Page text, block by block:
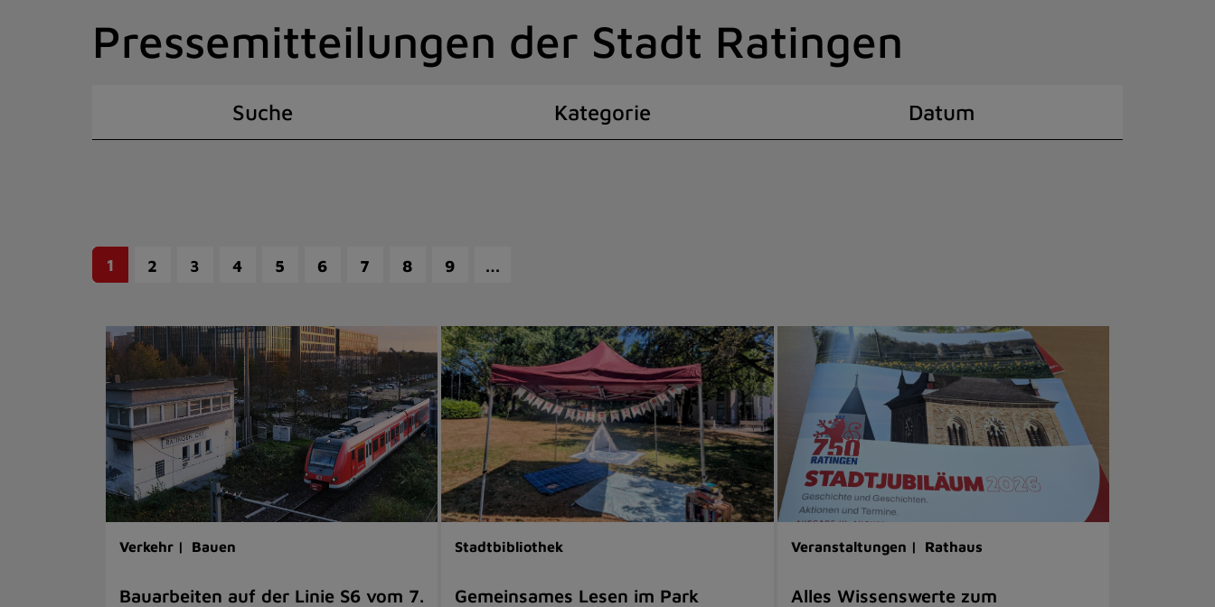
Pressemitteilungen der Stadt Ratingen
Suche Kategorie Datum
1 2 3 4 5 6 7 8 9 …
Verkehr | Bauen
Bauarbeiten auf der Linie S6 vom 7.
Stadtbibliothek
Gemeinsames Lesen im Park
Veranstaltungen | Rathaus
Alles Wissenswerte zum